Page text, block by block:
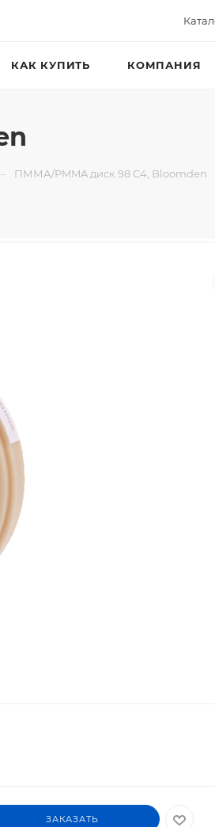
КАК КУПИТЬ КОМПАНИЯ
ПММА/PMMA диск 98 C4, Bloomden
ЗАКАЗАТЬ